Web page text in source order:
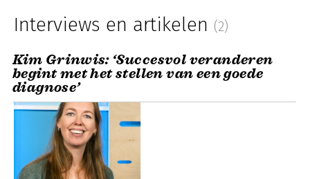
Interviews en artikelen (2)
Kim Grinwis: ‘Succesvol veranderen
begint met het stellen van een goede
diagnose’